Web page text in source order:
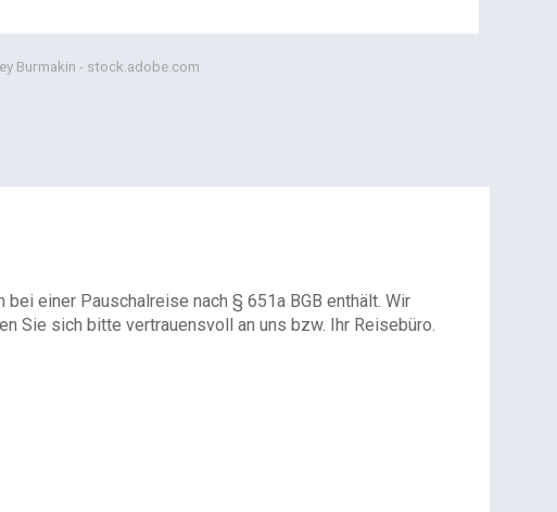
Burmakin - stock.adobe.com
einer Pauschalreise nach § 651a BGB enthält. Wir
Sie sich bitte vertrauensvoll an uns bzw. Ihr Reisebüro.